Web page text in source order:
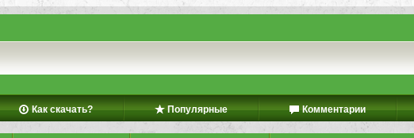
Как скачать? Популярные Комментарии